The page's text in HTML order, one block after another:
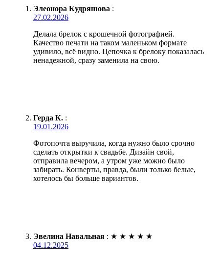
Элеонора Кудряшова :
27.02.2026
Делала брелок с крошечной фотографией.
Качество печати на таком маленьком формате
удивило, всё видно. Цепочка к брелоку показалась
ненадежной, сразу заменила на свою.
Герда К. :
19.01.2026
Фотопочта выручила, когда нужно было срочно
сделать открытки к свадьбе. Дизайн свой,
отправила вечером, а утром уже можно было
забирать. Конверты, правда, были только белые,
хотелось бы больше вариантов.
Эвелина Навальная : ★ ★ ★ ★ ★
04.12.2025